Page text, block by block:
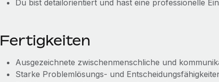
Du bist detailorientiert und hast eine professionelle
Fertigkeiten
Ausgezeichnete zwischenmenschliche und
Starke Problemlösungs- und